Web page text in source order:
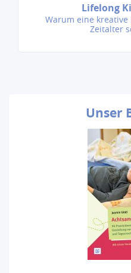
Lifelong
Warum eine
Zeitalter
Unser